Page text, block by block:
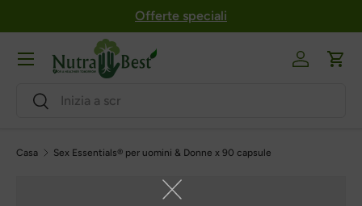
Salta al contenuto
Offerte speciali
Ricerca
Ricerca
Login
Menu
Casa Sex Essentials® per uomini & Donne x 90 capsule